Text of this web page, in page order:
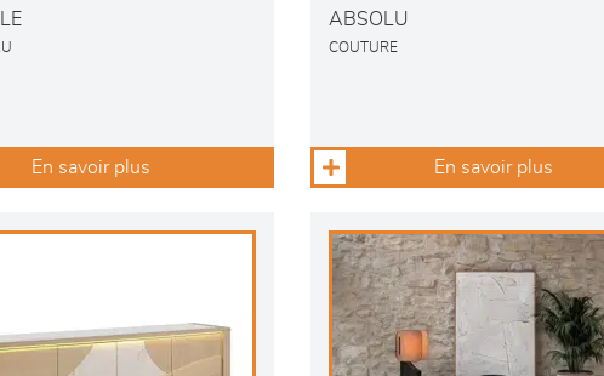
En savoir plus
ABSOLU
COUTURE
En savoir plus